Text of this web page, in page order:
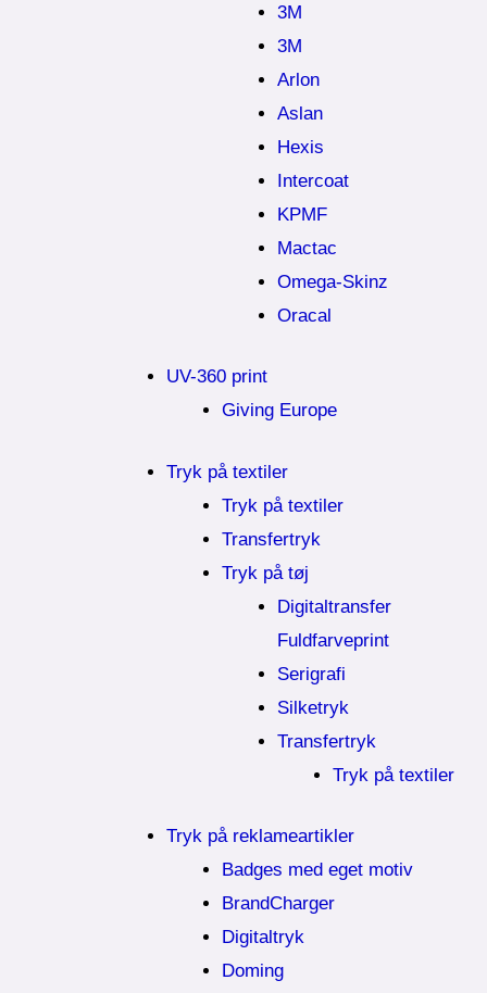
3M
3M
Arlon
Aslan
Hexis
Intercoat
KPMF
Mactac
Omega-Skinz
Oracal
UV-360 print
Giving Europe
Tryk på textiler
Tryk på textiler
Transfertryk
Tryk på tøj
Digitaltransfer
Fuldfarveprint
Serigrafi
Silketryk
Transfertryk
Tryk på textiler
Tryk på reklameartikler
Badges med eget motiv
BrandCharger
Digitaltryk
Doming